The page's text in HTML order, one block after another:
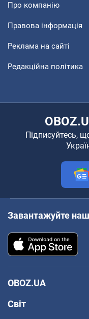
Про компанію
Правова інформація
Реклама на сайті
Редакційна політика
Підписуйтесь,
Завантажуйте
OBOZ.UA
Світ